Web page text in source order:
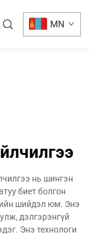
MN
нь шингэн
биет болгон
шийдэл юм. Энэ
дэлгэрэнгүй
Энэ технологи